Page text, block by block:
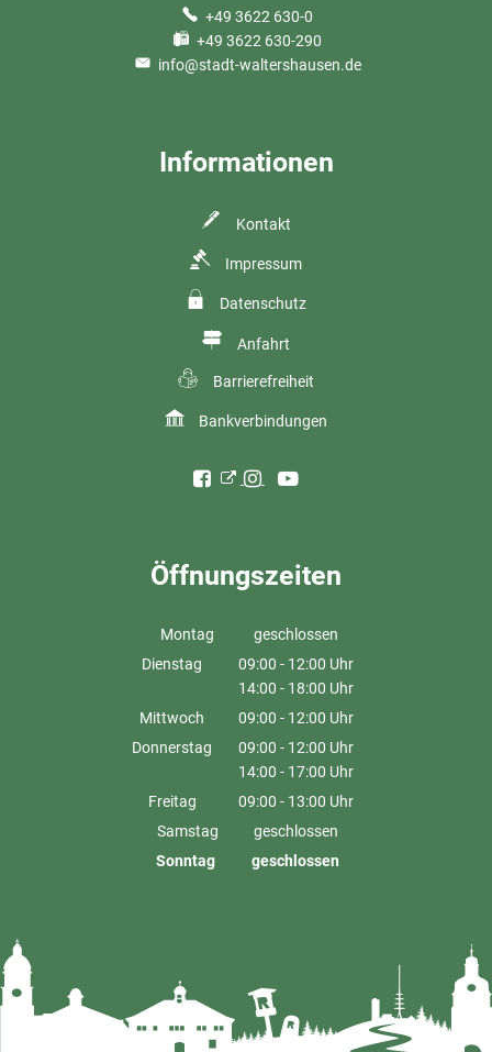
+49 3622 630-0
+49 3622 630-290
info@stadt-waltershausen.de
Informationen
Kontakt
Impressum
Datenschutz
Anfahrt
Barrierefreiheit
Bankverbindungen
Öffnungszeiten
Montag
geschlossen
Dienstag
09:00 - 12:00 Uhr
Von 09:00 bis 12:00 Uhr
14:00 - 18:00 Uhr
Von 14:00 bis 18:00 Uhr
Mittwoch 09:00 - 12:00 Uhr
Von 09:00 bis 12:00 Uhr
Donnerstag 09:00 - 12:00 Uhr
Von 09:00 bis 12:00 Uhr
14:00 - 17:00 Uhr
Von 14:00 bis 17:00 Uhr
Freitag 09:00 - 13:00 Uhr
Von 09:00 bis 13:00 Uhr
Samstag
geschlossen
Sonntag
geschlossen